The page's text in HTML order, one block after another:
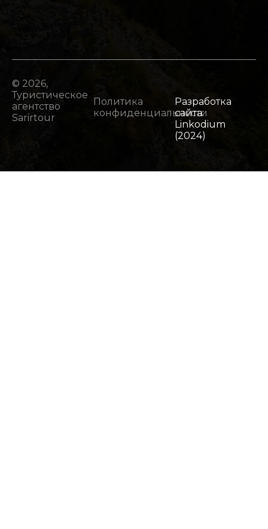
© 2026,
Туристическое
агентство
Sarirtour
Политика
конфиденциальности
Разработка
сайта:
Linkodium
(2024)